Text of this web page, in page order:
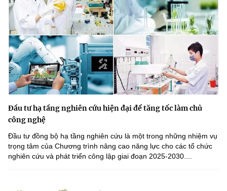
Đầu tư hạ tầng nghiên cứu hiện đại để tăng tốc làm chủ
công nghệ
Đầu tư đồng bộ hạ tầng nghiên cứu là một trong những nhiệm vụ
trọng tâm của Chương trình nâng cao năng lực cho các tổ chức
nghiên cứu và phát triển công lập giai đoạn 2025-2030....